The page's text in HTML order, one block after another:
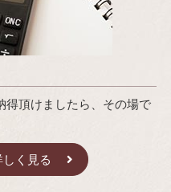
得頂けましたら、その場で
く見る